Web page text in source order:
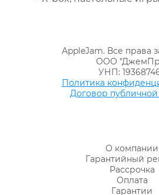
AppleJam. Все права
ООО
УНП:
Политика
Договор
О компании
Гарантийный
Рассрочка
Оплата
Гарантии